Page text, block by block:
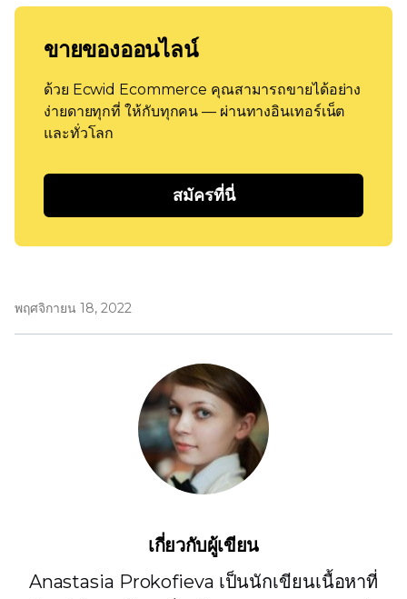
ขายของออนไลน์
ด้วย Ecwid Ecommerce คุณสามารถขายได้อย่าง
ง่ายดายทุกที่ ให้กับทุกคน — ผ่านทางอินเทอร์เน็ต
และทั่วโลก
สมัครที่นี่
พฤศจิกายน 18, 2022
เกี่ยวกับผู้เขียน
Anastasia Prokofieva เป็นนักเขียนเนื้อหาที่